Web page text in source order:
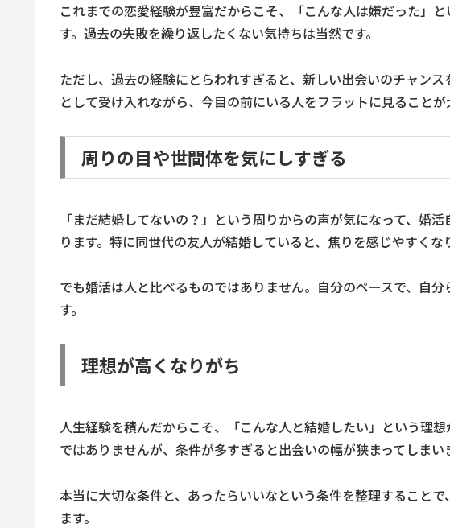
これまでの恋愛経験が豊富だからこそ、「こんな人は嫌だった」
す。過去の失敗を繰り返したくない気持ちは当然です。
ただし、過去の経験にとらわれすぎると、新しい出会いのチャン
として受け入れながら、今目の前にいる人をフラットに見ることが
周りの目や世間体を気にしすぎる
「まだ結婚してないの？」という周りからの声が気になって、婚
ります。特に同世代の友人が結婚していると、焦りを感じやすくな
でも婚活は人と比べるものではありません。自分のペースで、自
す。
理想が高くなりがち
人生経験を積んだからこそ、「こんな人と結婚したい」という理
ではありませんが、条件が多すぎると出会いの幅が狭まってしまい
本当に大切な条件と、あったらいいなという条件を整理すること
ます。